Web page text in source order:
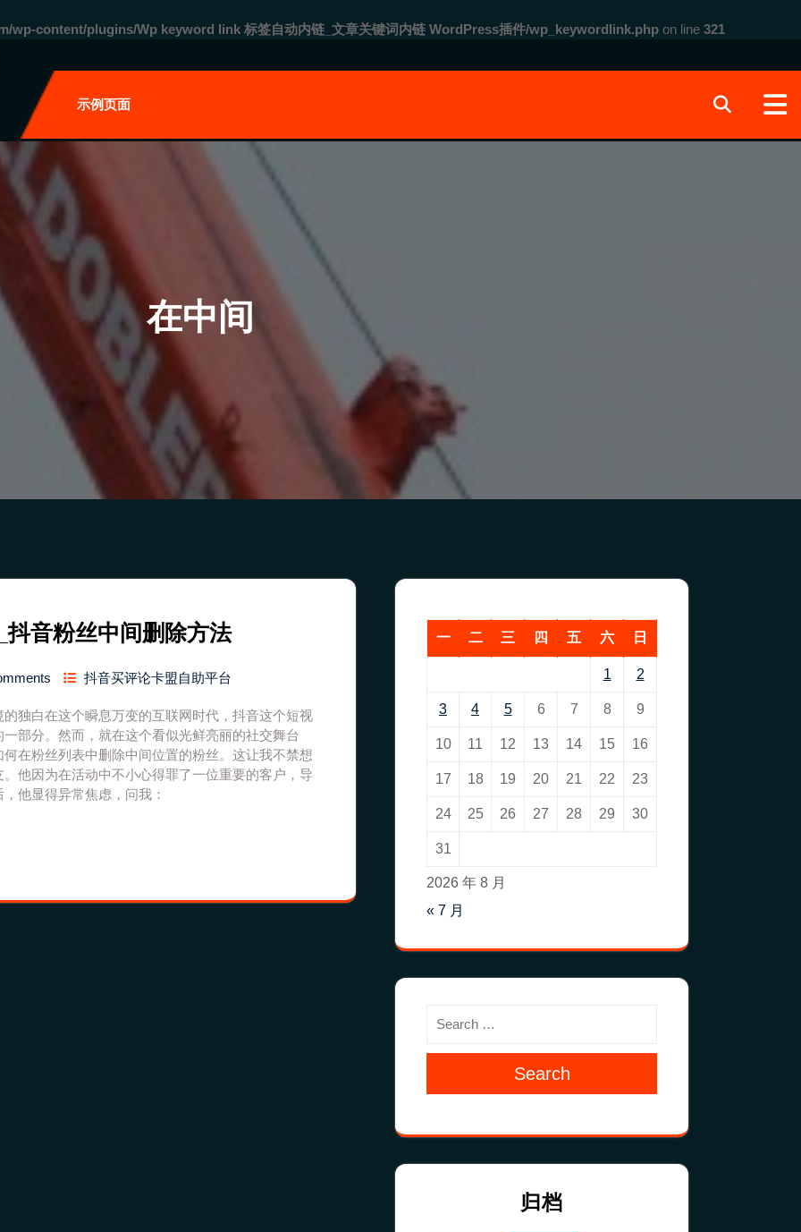
wp-content/plugins/Wp keyword link 标签自动内链_文章关键词内链 WordPress插件/wp_keywordlink.php on line 321
示例页面
在中间
音粉丝中间删除方法
抖音买评论卡盟自助平台
独白在这个瞬息万变的互联网时代，抖音这个短视
部分。然而，就在这个看似光鲜亮丽的社交舞台
在粉丝列表中删除中间位置的粉丝。这让我不禁想
他因为在活动中不小心得罪了一位重要的客户，导
他显得异常焦虑，问我：
2026 年 8 月
一 二 三 四 五 六 日
1 2
3 4 5 6 7 8 9
10 11 12 13 14 15 16
17 18 19 20 21 22 23
24 25 26 27 28 29 30
31
« 7 月
Search
归档